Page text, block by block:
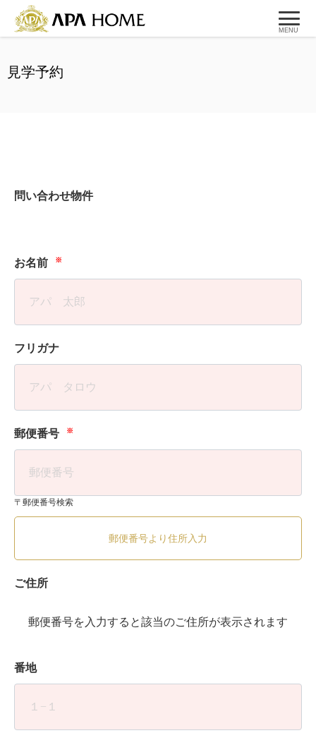
MENU
見学予約
問い合わせ物件
お名前 ※
フリガナ
郵便番号 ※
〒郵便番号検索
郵便番号より住所入力
ご住所
郵便番号を入力すると該当のご住所が表示されます
番地